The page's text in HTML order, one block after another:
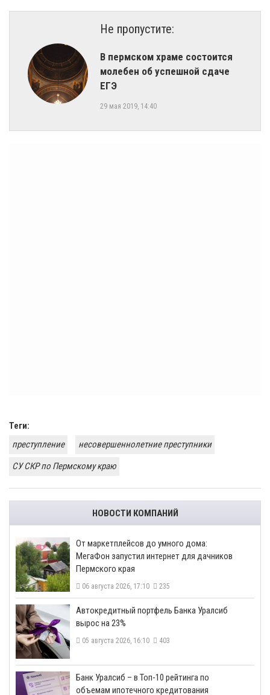
Не пропустите:
В пермском храме состоится
молебен об успешной сдаче
ЕГЭ
29 мая 2019, 14:40
Теги:
преступление
несовершеннолетние преступники
СУ СКР по Пермскому краю
НОВОСТИ КОМПАНИЙ
От маркетплейсов до умного дома:
МегаФон запустил интернет для дачников
Пермского края
06 августа 2026, 17:10 235
​Автокредитный портфель Банка Уралсиб
вырос на 23%
05 августа 2026, 16:10 403
​Банк Уралсиб – в Топ-10 рейтинга по
объемам ипотечного кредитования